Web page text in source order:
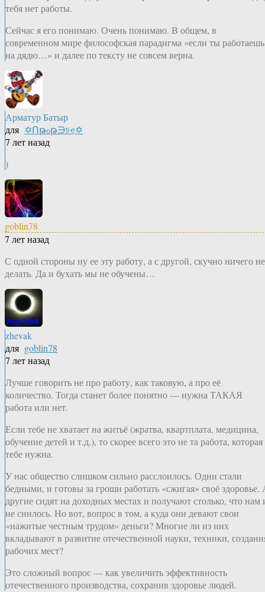
тебя нет работы.
Сейчас я его понимаю. Очень понимаю. В общем, в
современном мире философская парадигма «если ты работаешь
на дядю…» и далее по тексту не совсем верна.
Арматур Батыр
для ✡Ոթℴթ∋চҿ✡
7 лет назад
)
goblin78
7 лет назад
С одной стороны ну ее эту работу, а с другой, скучно ничего не
делать. Да и бухать мы не обучены…
zhevak
для goblin78
7 лет назад
Лучше говорить не про работу, как таковую, а про её
количество. Тогда станет более понятно — нужна ТАКАЯ
работа или нет.
Если тебе не хватает на житьё (жратва, квартплата, медицина,
обучение детей и т.д.), то скорее всего это не та работа, которая
тебе нужна.
У нас общество слишком сильно расслоилось. Одни стали
бедными, и готовы за гроши работать «сжигая» своё здоровье.
другие сидят на доходных местах и получают столько, что нам
не снилось. Но вот, вопрос в том, а куда они девают свои
«нажитые честным трудом» деньги? Многие ли из них
вкладывают в развитие отечественной науки, техники,
рабочих мест?
Это сложный вопрос — как увеличить эффективность
отечественного производства, сохранив здоровье людей.